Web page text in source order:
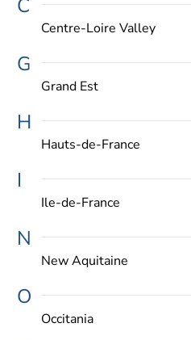
C
Centre-Loire Valley
G
Grand Est
H
Hauts-de-France
I
Ile-de-France
N
New Aquitaine
O
Occitania